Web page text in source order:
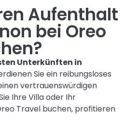
Aufenthalt
bei Oreo
Unterkünften in
Sie ein reibungsloses
vertrauenswürdigen
Ihre Villa oder Ihr
Travel buchen, profitieren